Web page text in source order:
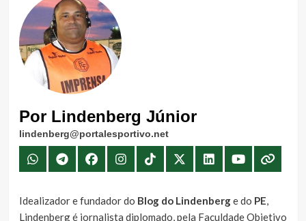
Por Lindenberg Júnior
lindenberg@portalesportivo.net
Idealizador e fundador do Blog do Lindenberge do PE,
Lindenberg é jornalista diplomado, pela Faculdade Objetivo